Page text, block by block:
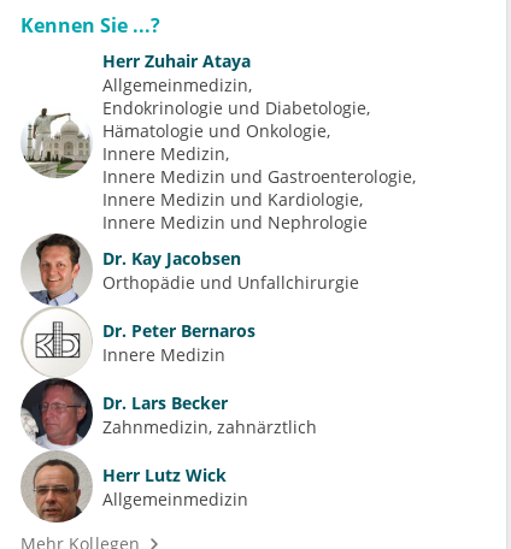
Kennen Sie ...?
Herr Zuhair Ataya
Allgemeinmedizin
Endokrinologie und Diabetologie
Hämatologie und Onkologie
Innere Medizin
Innere Medizin und Gastroenterologie
Innere Medizin und Kardiologie
Innere Medizin und Nephrologie
Dr. Kay Jacobsen
Orthopädie und Unfallchirurgie
Dr. Peter Bernaros
Innere Medizin
Dr. Lars Becker
Zahnmedizin, zahnärztlich
Herr Lutz Wick
Allgemeinmedizin
Mehr Kollegen